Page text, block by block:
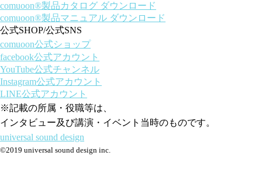
comuoon®製品カタログ ダウンロード
comuoon®製品マニュアル ダウンロード
公式SHOP/公式SNS
comuoon公式ショップ
facebook公式アカウント
YouTube公式チャンネル
Instagram公式アカウント
LINE公式アカウント
※記載の所属・役職等は、
インタビュー及び講演・イベント当時のものです。
universal sound design
©2019 universal sound design inc.